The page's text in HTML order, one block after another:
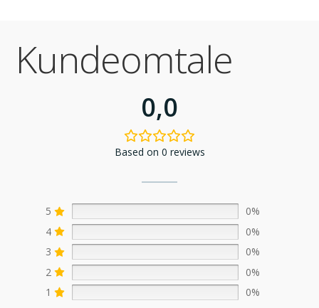
Kundeomtale
0,0
Based on 0 reviews
5
0%
4
0%
3
0%
2
0%
1
0%